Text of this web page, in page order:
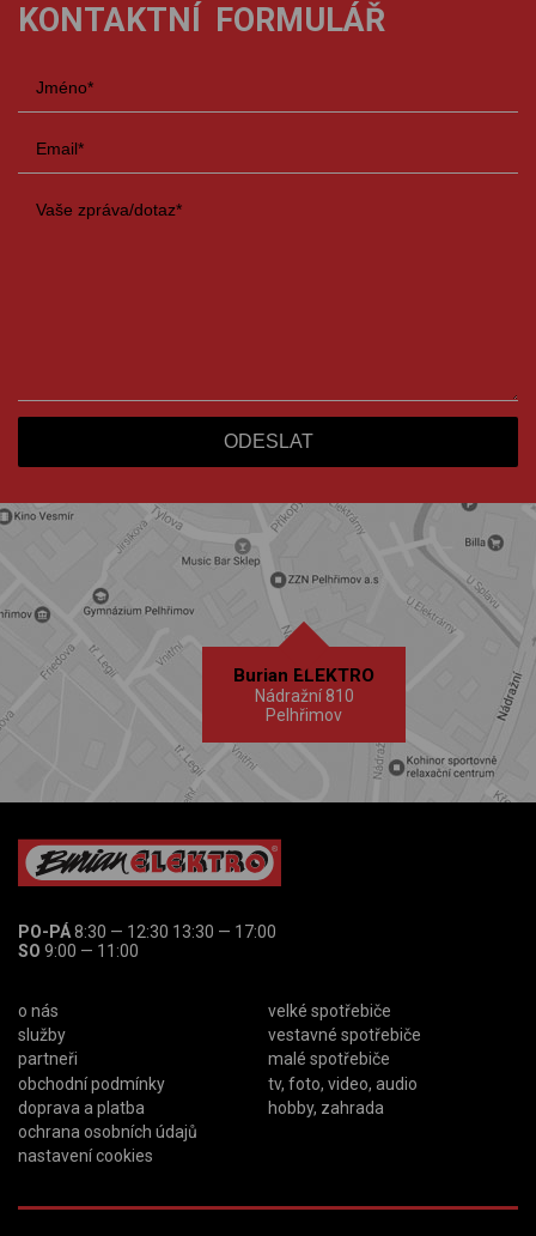
KONTAKTNÍ FORMULÁŘ
Burian ELEKTRO
Nádražní 810
Pelhřimov
PO-PÁ8:30 — 12:30 13:30 — 17:00
SO 9:00 — 11:00
o nás
služby
partneři
obchodní podmínky
doprava a platba
ochrana osobních údajů
nastavení cookies
velké spotřebiče
vestavné spotřebiče
malé spotřebiče
tv, foto, video, audio
hobby, zahrada